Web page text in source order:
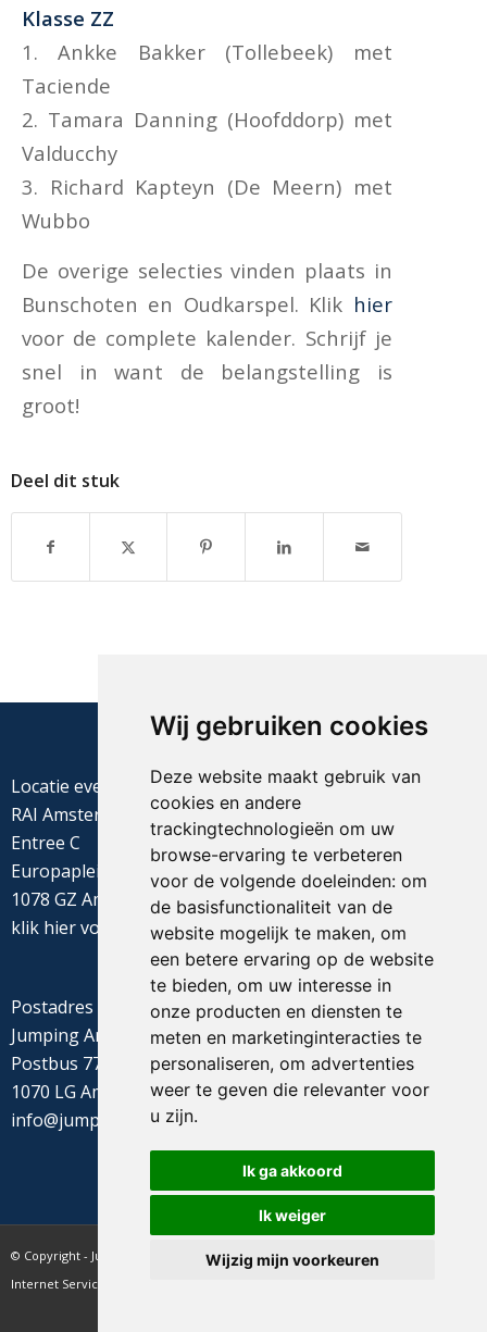
Wij gebruiken cookies
Deze website maakt gebruik van
cookies en andere
trackingtechnologieën om uw
browse-ervaring te verbeteren
voor de volgende doeleinden: om
de basisfunctionaliteit van de
website mogelijk te maken, om
een betere ervaring op de website
te bieden, om uw interesse in
onze producten en diensten te
meten en marketinginteracties te
personaliseren, om advertenties
weer te geven die relevanter voor
u zijn.
Ik ga akkoord
Ik weiger
Wijzig mijn voorkeuren
Klasse ZZ
1. Ankke Bakker (Tollebeek) met
Taciende
2. Tamara Danning (Hoofddorp) met
Valducchy
3. Richard Kapteyn (De Meern) met
Wubbo
De overige selecties vinden plaats in
Bunschoten en Oudkarspel. Klik hier
voor de complete kalender. Schrijf je
snel in want de belangstelling is
groot!
Deel dit stuk
Locatie evenement
RAI Amsterdam
Entree C
Europaplein 22
1078 GZ Amsterdam
klik hiervoor de routebeschrijving
Postadres
Jumping Amsterdam
Postbus 77655
1070 LG Amsterdam
info@jumpingamsterdam.nl
© Copyright - Jumping Amsterdam - website realisatie CyberNed
Internet Services